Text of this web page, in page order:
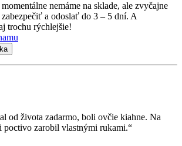
nemáme na sklade, ale zvyčajne
a odoslať do 3 – 5 dní. A
trochu rýchlejšie!
od života zadarmo, boli ovčie kiahne. Na
poctivo zarobil vlastnými rukami.